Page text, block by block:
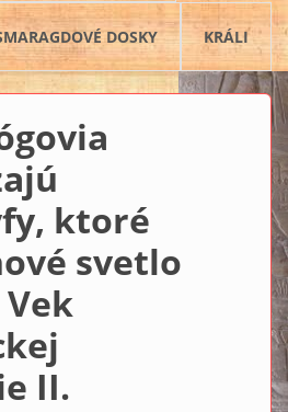
DOSKY KRÁLI
ktoré
svetlo
II.